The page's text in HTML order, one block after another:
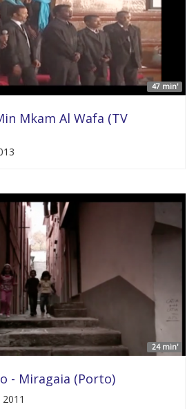
47 min'
Mkam Al Wafa (TV
24 min'
- Miragaia (Porto)